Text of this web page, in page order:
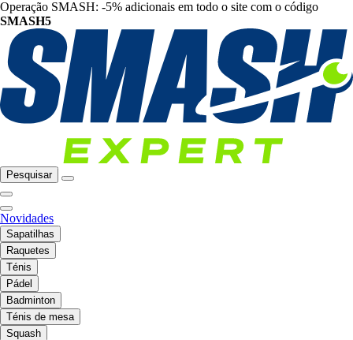
Operação SMASH: -5% adicionais em todo o site com o código
SMASH5
Pesquisar
Novidades
Sapatilhas
Raquetes
Ténis
Pádel
Badminton
Ténis de mesa
Squash